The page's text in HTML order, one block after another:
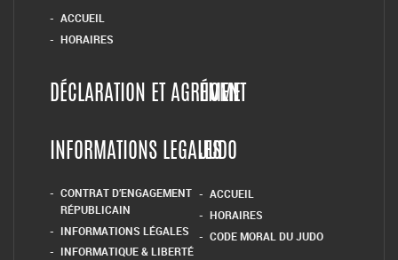
ACCUEIL
HORAIRES
DÉCLARATION ET AGRÉMENT
HOME
INFORMATIONS LEGALES
CONTRAT D’ENGAGEMENT
RÉPUBLICAIN
INFORMATIONS LÉGALES
INFORMATIQUE & LIBERTÉ
JUDO
ACCUEIL
HORAIRES
CODE MORAL DU JUDO